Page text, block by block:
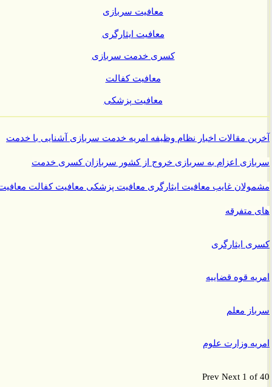
معافیت سربازی
معافیت ایثارگری
کسری خدمت سربازی
معافیت کفالت
معافیت پزشکی
مقالاتاخبار نظام وظیفهامریهخدمت سربازیآشنایی با خدمت
اعزام به سربازیخروج از کشور سربازانکسری خدمت
غایبمعافیت ایثارگریمعافیت پزشکیمعافیت کفالتمعافیت
متفرقه
ایثارگری
قوه قضاییه
معلم
وزارت علوم
PrevNext 1